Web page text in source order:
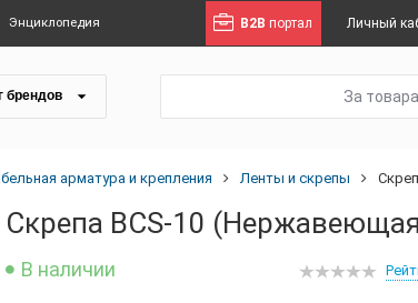
Энциклопедия B2B портал Личный
брендов За
арматура и крепления Ленты и скрепы
Скрепа BCS-10
В наличии